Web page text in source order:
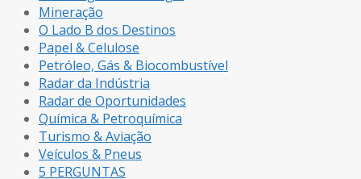
Mineração
O Lado B dos Destinos
Papel & Celulose
Petróleo, Gás & Biocombustível
Radar da Indústria
Radar de Oportunidades
Química & Petroquímica
Turismo & Aviação
Veículos & Pneus
5 PERGUNTAS